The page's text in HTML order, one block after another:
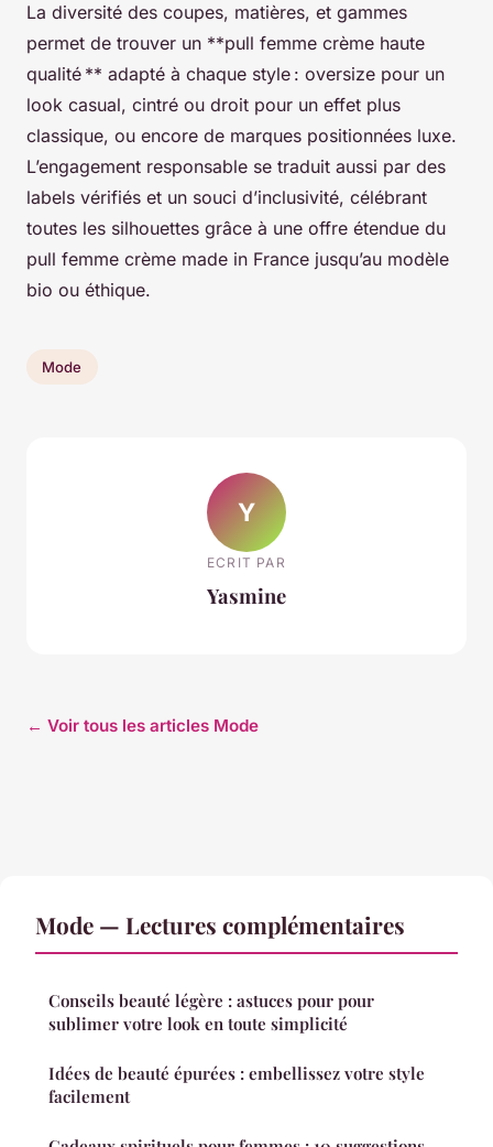
La diversité des coupes, matières, et gammes
permet de trouver un **pull femme crème haute
qualité ** adapté à chaque style : oversize pour un
look casual, cintré ou droit pour un effet plus
classique, ou encore de marques positionnées luxe.
L’engagement responsable se traduit aussi par des
labels vérifiés et un souci d’inclusivité, célébrant
toutes les silhouettes grâce à une offre étendue du
pull femme crème made in France jusqu’au modèle
bio ou éthique.
Mode
Y
ECRIT PAR
Yasmine
← Voir tous les articles Mode
Mode — Lectures complémentaires
Conseils beauté légère : astuces pour pour
sublimer votre look en toute simplicité
Idées de beauté épurées : embellissez votre style
facilement